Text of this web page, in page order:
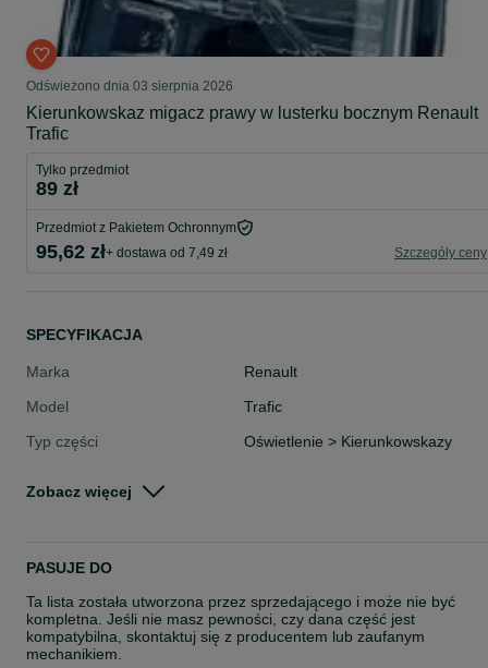
Odświeżono dnia 03 sierpnia 2026
Kierunkowskaz migacz prawy w lusterku bocznym Renault
Trafic
Tylko przedmiot
89 zł
Przedmiot z Pakietem Ochronnym
95,62 zł+ dostawa od 7,49 zł Szczegóły ceny
SPECYFIKACJA
Marka
Renault
Model
Trafic
Typ części
Oświetlenie > Kierunkowskazy
Zobacz więcej
PASUJE DO
Ta lista została utworzona przez sprzedającego i może nie być
kompletna. Jeśli nie masz pewności, czy dana część jest
kompatybilna, skontaktuj się z producentem lub zaufanym
mechanikiem.